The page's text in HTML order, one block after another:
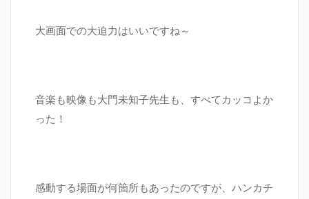
大画面での大迫力はいいですね～
音楽も映像も大門未知子先生も、すべてカッコよか
った！
感動する場面が何箇所もあったのですが、ハンカチ